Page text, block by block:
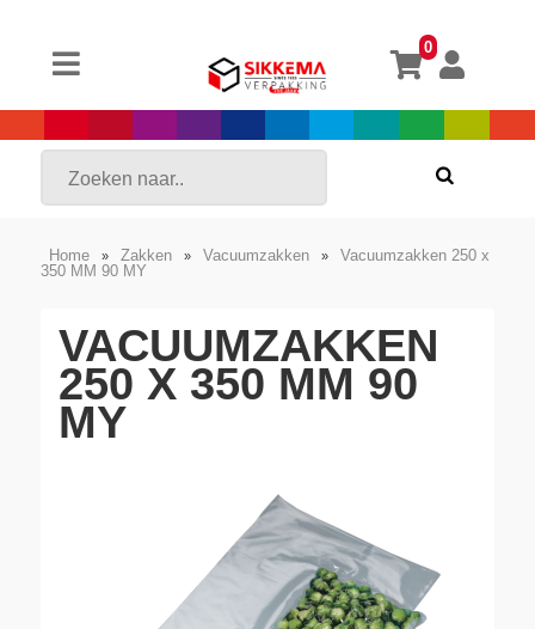
0
Home » Zakken » Vacuumzakken »
Vacuumzakken 250 x
350 MM 90 MY
VACUUMZAKKEN
250 X 350 MM 90
MY